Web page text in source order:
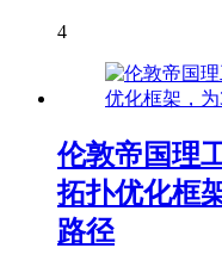
4
伦敦帝国理
拓扑优化框
路径